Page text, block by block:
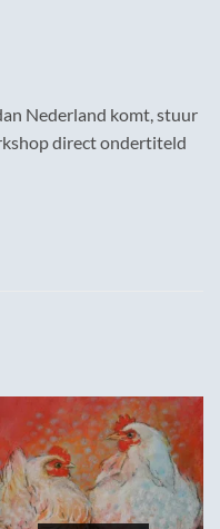
Nederland komt, stuur
direct ondertiteld